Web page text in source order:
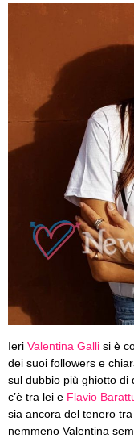
Ieri Valentina Galli si è
dei suoi followers e
sul dubbio più ghiotto di
c’è tra lei e Flavio
sia ancora del tenero
nemmeno Valentina